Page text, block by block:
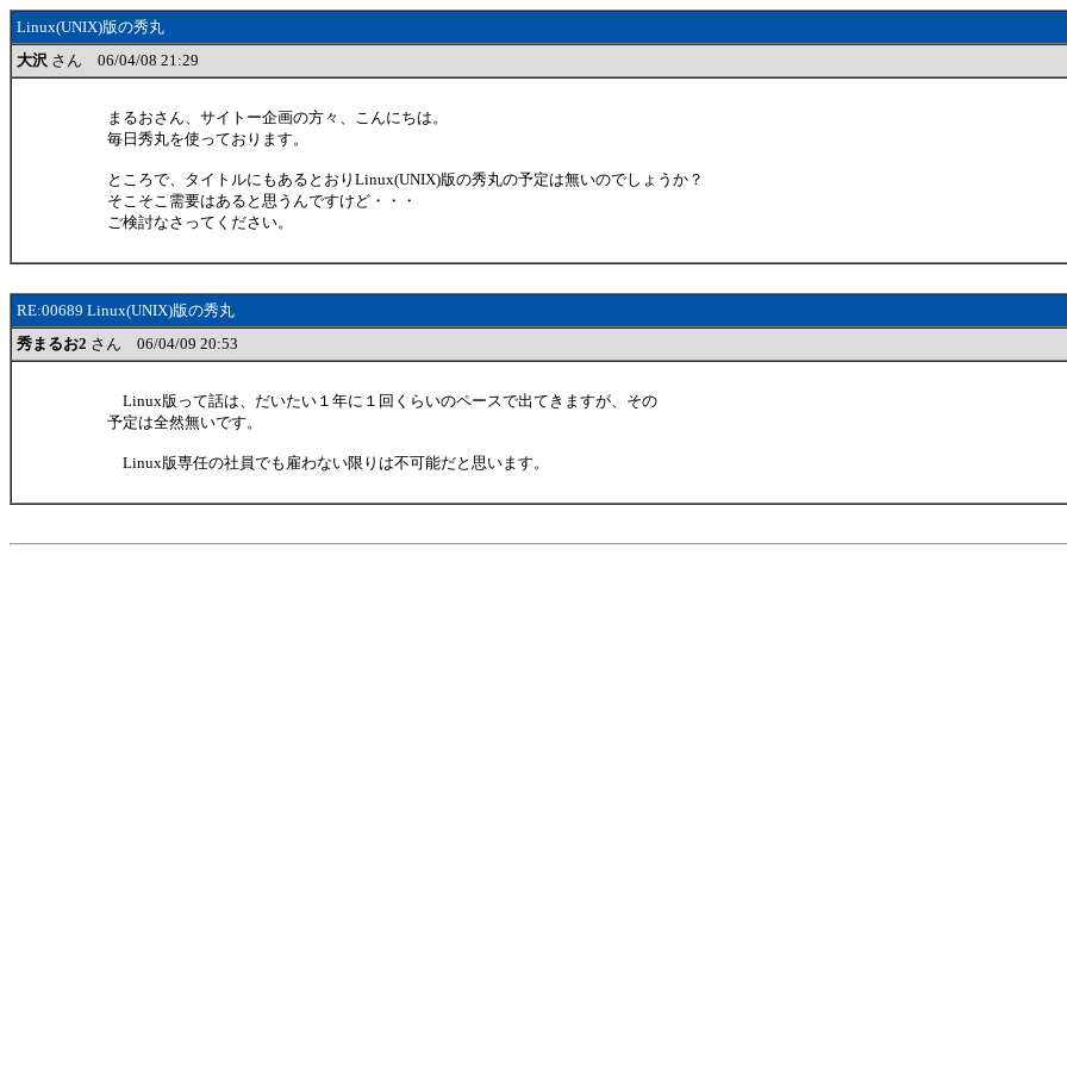
Linux(UNIX)版の秀丸
大沢 さん 06/04/08 21:29
まるおさん、サイトー企画の方々、こんにちは。
毎日秀丸を使っております。
ところで、タイトルにもあるとおりLinux(UNIX)版の秀丸の予定は無いのでしょうか？
そこそこ需要はあると思うんですけど・・・
ご検討なさってください。
RE:00689 Linux(UNIX)版の秀丸
秀まるお2 さん 06/04/09 20:53
Linux版って話は、だいたい１年に１回くらいのペースで出てきますが、その
予定は全然無いです。
Linux版専任の社員でも雇わない限りは不可能だと思います。